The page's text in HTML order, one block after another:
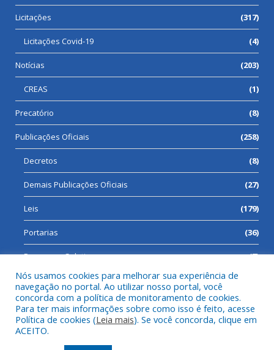
Licitações (317)
Licitações Covid-19 (4)
Notícias (203)
CREAS (1)
Precatório (8)
Publicações Oficiais (258)
Decretos (8)
Demais Publicações Oficiais (27)
Leis (179)
Portarias (36)
Processos Seletivos (7)
Todos os direitos reservados a Prefeitura Municipal de Cumaru
do Norte.
Nós usamos cookies para melhorar sua experiência de
navegação no portal. Ao utilizar nosso portal, você
concorda com a política de monitoramento de cookies.
Para ter mais informações sobre como isso é feito, acesse
Política de cookies (Leia mais). Se você concorda, clique em
ACEITO.